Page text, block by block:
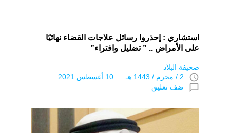
استشاري : إحذروا رسائل علاجات القضاء نهائيًا
على الأمراض .. ” تضليل وافتراء”
صحيفة البلاد
access_time 2 / محرم / 1443 هـ 10 أغسطس 2021
chat_bubble_outline ضف تعليق